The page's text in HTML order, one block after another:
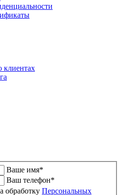
клиентах
Ваше имя*
Ваш телефон*
обработку Персональных